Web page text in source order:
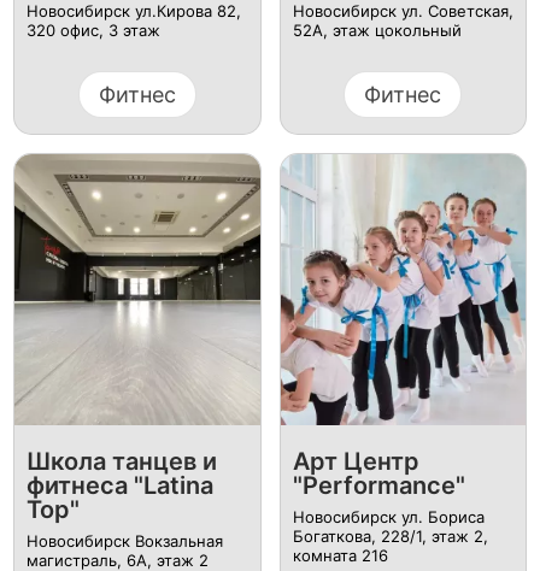
Новосибирск ул.Кирова 82​,
320 офис, 3 этаж
Фитнес
Новосибирск ул. Советская,
52А, этаж цокольный
Фитнес
Школа танцев и
фитнеса "Latina
Top"
Новосибирск Вокзальная
магистраль, 6А, этаж 2
Арт Центр
"Performance"
Новосибирск ул. Бориса
Богаткова, 228/1, этаж 2,
комната 216